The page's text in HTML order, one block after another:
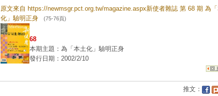
原文來自 https://newmsgr.pct.org.tw/magazine.aspx新使者雜誌 第 68 期 為
化」驗明正身 (75-76頁)
68
本期主題：為「本土化」驗明正身
發行日期：2002/2/10
推文：